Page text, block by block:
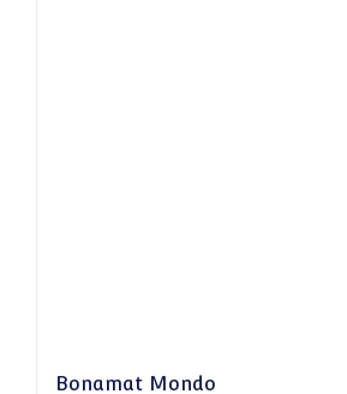
Bonamat Mondo